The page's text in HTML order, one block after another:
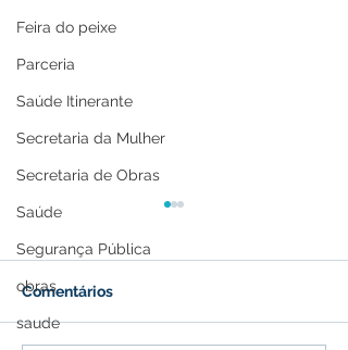
Feira do peixe
Parceria
Saúde Itinerante
Secretaria da Mulher
Secretaria de Obras
Saúde
Segurança Pública
obras
saude
Comentários